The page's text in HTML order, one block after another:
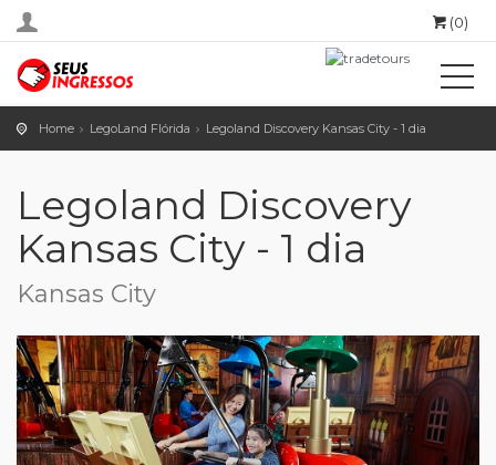
(0)
Home LegoLand Flórida Legoland Discovery Kansas City - 1 dia
Legoland Discovery
Kansas City - 1 dia
Kansas City